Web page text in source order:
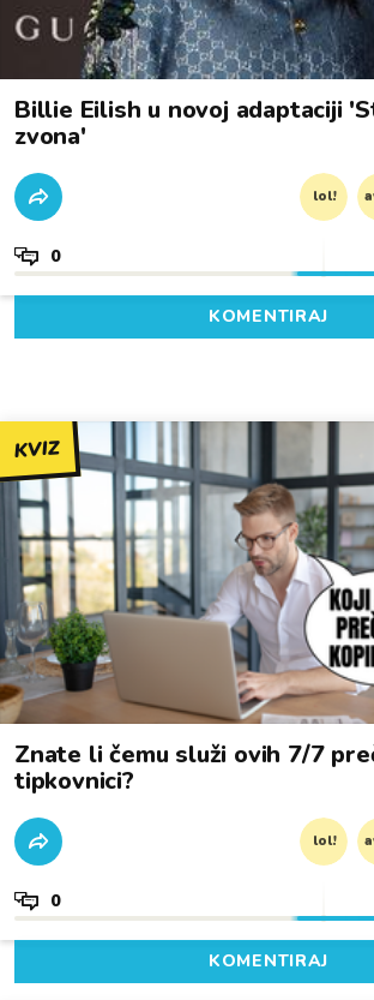
Billie Eilish u novoj adaptaciji
zvona'
lol!
0
KOMENTIRAJ
KVIZ
Znate li čemu služi ovih 7/7
tipkovnici?
lol!
0
KOMENTIRAJ